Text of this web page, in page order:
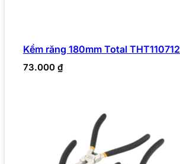
Kềm răng 180mm Total THT110712
73.000 ₫